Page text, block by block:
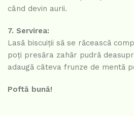
când devin aurii.
7. Servirea:
Lasă biscuiții să se răcească
poți presăra zahăr pudră
adaugă câteva frunze de mentă
Poftă bună!